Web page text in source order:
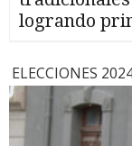
logrando
ELECCIONES